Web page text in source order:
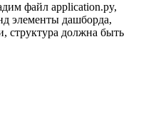
файл application.py,
элементы дашборда,
структура должна быть